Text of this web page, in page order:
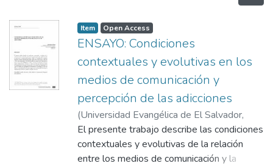
Item Open Access
ENSAYO: Condiciones
contextuales y evolutivas en los
medios de comunicación y
percepción de las adicciones
(Universidad Evangélica de El Salvador,
2013-05-20)Juárez de Amaya, Cristina
El presente trabajo describe las condiciones
contextuales y evolutivas de la relación
entre los medios de comunicación y la